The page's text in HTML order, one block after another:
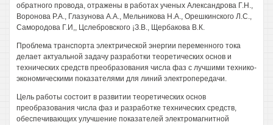
обратного провода, отражены в работах ученых Александрова Г.Н.,
Воронова P.A., Глазунова A.A., Мельникова H.A., Орешкинского Л.С.,
Самородова Г.И,, Цслебровского ¡З.В., Щербакова В.К.
Проблема транспорта электрической энергии переменного тока
делает актуальной задачу разработки теоретических основ и
технических средств преобразования числа фаз с лучшими технико-
экономическими показателями для линий электропередачи.
Цель работы состоит в развитии теоретических основ
преобразования числа фаз и разработке технических средств,
обеспечивающих улучшение показателей электромагнитной